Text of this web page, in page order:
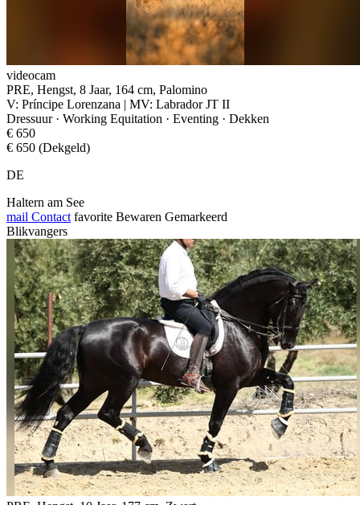
videocam
PRE, Hengst, 8 Jaar, 164 cm, Palomino
V: Príncipe Lorenzana | MV: Labrador JT II
Dressuur · Working Equitation · Eventing · Dekken
€ 650
€ 650 (Dekgeld)
DE
Haltern am See
mail Contact favorite Bewaren Gemarkeerd
Blikvangers